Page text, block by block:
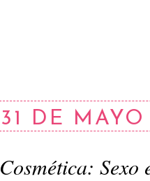
31 DE
Cosmética: Sexo